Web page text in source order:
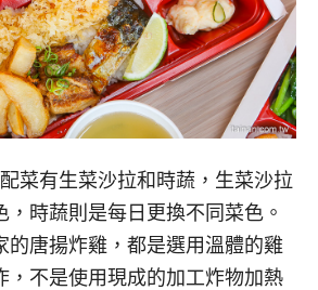
菜有生菜沙拉和時蔬，生菜沙拉
，時蔬則是每日更換不同菜色。
的唐揚炸雞，都是選用溫體的雞
，不是使用現成的加工炸物加熱